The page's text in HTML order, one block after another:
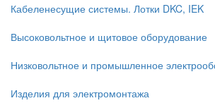
Кабеленесущие системы. Лотки DKC, IEK
Высоковольтное и щитовое оборудование
Низковольтное и промышленное
Изделия для электромонтажа